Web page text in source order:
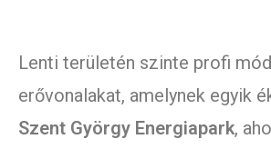
Lenti területén szinte profi
erővonalakat, amelynek egyik
Szent György Energiapark,